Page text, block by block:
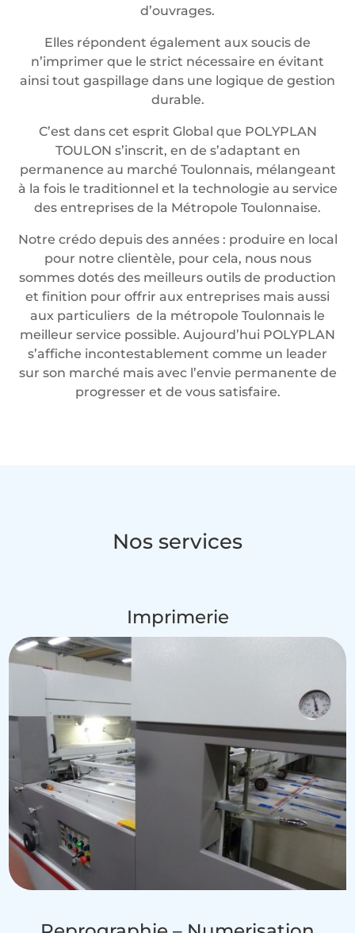
d’ouvrages.
Elles répondent également aux soucis de
n’imprimer que le strict nécessaire en évitant
ainsi tout gaspillage dans une logique de gestion
durable.
C’est dans cet esprit Global que POLYPLAN
TOULON s’inscrit, en de s’adaptant en
permanence au marché Toulonnais, mélangeant
à la fois le traditionnel et la technologie au service
des entreprises de la Métropole Toulonnaise.
Notre crédo depuis des années : produire en local
pour notre clientèle, pour cela, nous nous
sommes dotés des meilleurs outils de production
et finition pour offrir aux entreprises mais aussi
aux particuliers de la métropole Toulonnais le
meilleur service possible. Aujourd’hui POLYPLAN
s’affiche incontestablement comme un leader
sur son marché mais avec l’envie permanente de
progresser et de vous satisfaire.
Nos services
Imprimerie